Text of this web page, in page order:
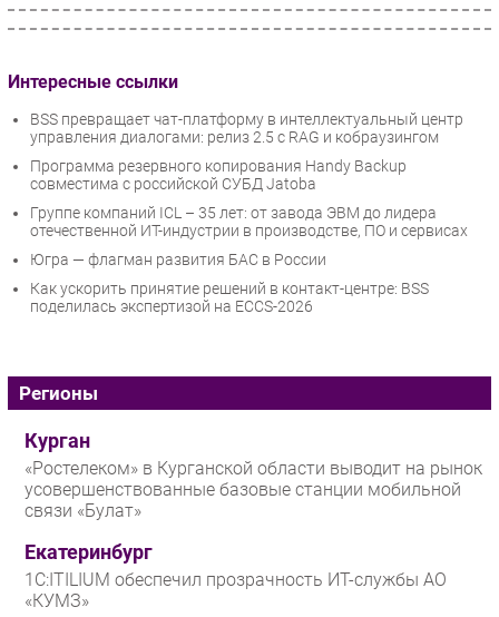
Интересные ссылки
BSS превращает чат-платформу в интеллектуальный центр
управления диалогами: релиз 2.5 с RAG и кобраузингом
Программа резервного копирования Handy Backup
совместима с российской СУБД Jatoba
Группе компаний ICL – 35 лет: от завода ЭВМ до лидера
отечественной ИТ-индустрии в производстве, ПО и сервисах
Югра — флагман развития БАС в России
Как ускорить принятие решений в контакт-центре: BSS
поделилась экспертизой на ECCS-2026
Регионы
Курган
«Ростелеком» в Курганской области выводит на рынок
усовершенствованные базовые станции мобильной
связи «Булат»
Екатеринбург
1С:ITILIUM обеспечил прозрачность ИТ-службы АО
«КУМЗ»